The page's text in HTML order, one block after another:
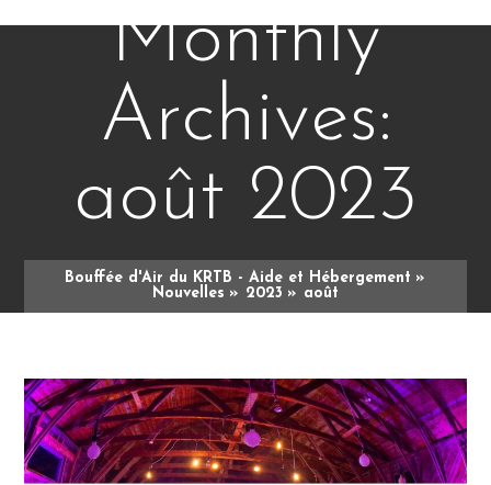
Monthly
Archives:
août 2023
Bouffée d'Air du KRTB - Aide et Hébergement
Nouvelles
2023 août